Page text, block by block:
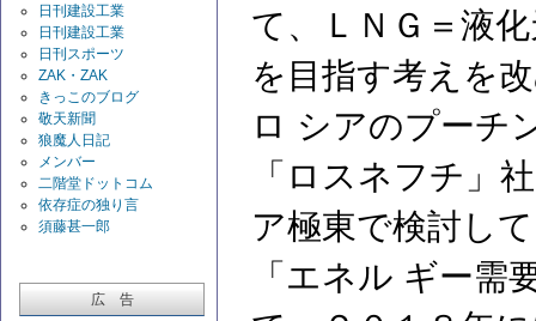
日刊建設工業
日刊建設工業
日刊スポーツ
ZAK・ZAK
きっこのブログ
敬天新聞
狼魔人日記
メンバー
二階堂ドットコム
依存症の独り言
須藤甚一郎
広 告
て、ＬＮＧ＝液
を目指す考えを
ロ シアのプーチ
「ロスネフチ」
ア極東で検討し
「エネル ギー需